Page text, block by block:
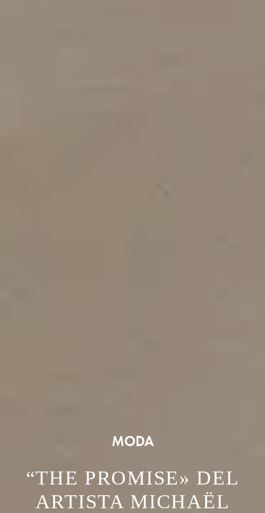
MODA
“THE PROMISE» DEL
ARTISTA MICHAËL